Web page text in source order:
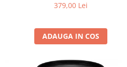
379,00 Lei
ADAUGA IN COS